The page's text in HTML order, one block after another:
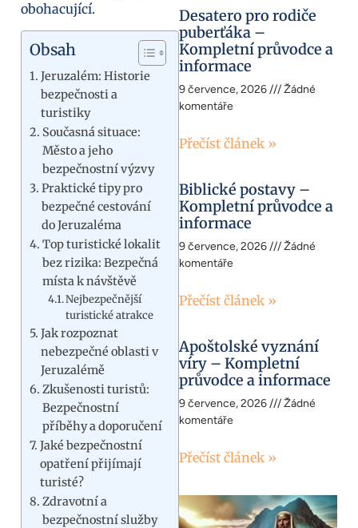
obohacující.
Obsah
Jeruzalém: Historie
bezpečnosti a
turistiky
Současná situace:
Město a jeho
bezpečnostní výzvy
Praktické tipy pro
bezpečné cestování
do Jeruzaléma
Top turistické lokalit
bez rizika: Bezpečná
místa k návštěvě
Nejbezpečnější
turistické atrakce
Jak rozpoznat
nebezpečné oblasti v
Jeruzalémě
Zkušenosti turistů:
Bezpečnostní
příběhy a doporučení
Jaké bezpečnostní
opatření přijímají
turisté?
Zdravotní a
bezpečnostní služby
Desatero pro rodiče
puberťáka –
Kompletní průvodce a
informace
9 července, 2026
Žádné
komentáře
Přečíst článek »
Biblické postavy –
Kompletní průvodce a
informace
9 července, 2026
Žádné
komentáře
Přečíst článek »
Apoštolské vyznání
víry – Kompletní
průvodce a informace
9 července, 2026
Žádné
komentáře
Přečíst článek »